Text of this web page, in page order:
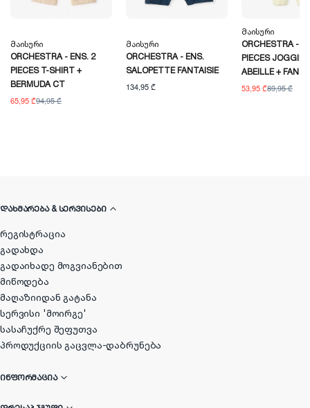
Მაისური
ORCHESTRA - ENS. 2
PIECES T-SHIRT +
BERMUDA CT
65,95 ₾94,95 ₾
Მაისური
ORCHESTRA - ENS.
SALOPETTE FANTAISIE
134,95 ₾
Მაისური
ORCHESTRA -
PIECES
ABEILLE +
53,95 ₾89,95 ₾
ᲓᲐᲮᲛᲐᲠᲔᲑᲐ & ᲡᲔᲠᲕᲘᲡᲔᲑᲘ
რეგისტრაცია
გადახდა
გადაიხადე მოგვიანებით
მიწოდება
მაღაზიიდან გატანა
სერვისი 'მოირგე'
სასაჩუქრე შეფუთვა
პროდუქციის გაცვლა-დაბრუნება
ᲘᲜᲤᲝᲠᲛᲐᲪᲘᲐ